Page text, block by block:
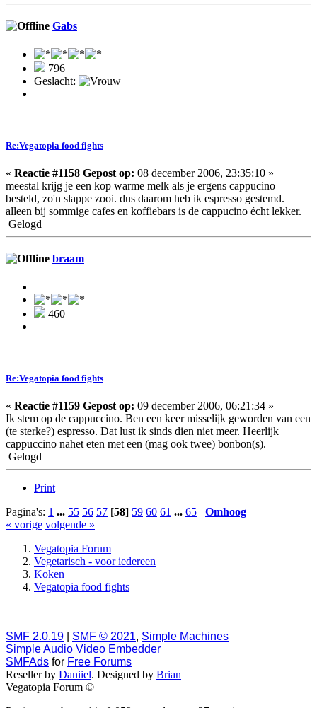
Gabs
796
Geslacht:
Re:Vegatopia food fights
« Reactie #1158 Gepost op: 08 december 2006, 23:35:10 »
meestal krijg je een kop warme melk als je ergens cappucino
besteld, zo'n slappe zooi. dus daarom heb ik espresso gestemd.
alleen bij sommige cafes en koffiebars is de cappucino écht lekker.
Gelogd
braam
460
Re:Vegatopia food fights
« Reactie #1159 Gepost op: 09 december 2006, 06:21:34 »
Ik stem op de cappuccino. Ben een keer misselijk geworden van een
(te sterke?) espresso. Dat lust ik sinds dien niet meer. Heerlijk
cappuccino nahet eten met een (mag ook twee) bonbon(s).
Gelogd
Print
Pagina's: 1 ... 55 56 57 [58] 59 60 61 ... 65
Omhoog
« vorige volgende »
Vegatopia Forum
Vegetarisch - voor iedereen
Koken
Vegatopia food fights
SMF 2.0.19 SMF © 2021, Simple Machines
Simple Audio Video Embedder
SMFAds for Free Forums
Reseller by Daniiel. Designed by Brian
Vegatopia Forum ©